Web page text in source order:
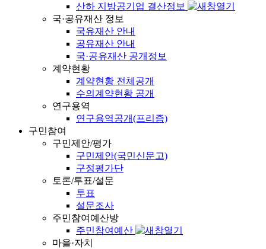
산하 지방공기업 결산정보
국·공유재산 정보
국유재산 안내
공유재산 안내
국·공유재산 공개정보
계약현황
계약현황 전체공개
수의계약현황 공개
연구용역
연구용역공개(프리즘)
구민참여
구민제안/평가
구민제안(국민신문고)
구정평가단
토론/투표/설문
투표
설문조사
주민참여예산방
주민참여예산
마을·자치